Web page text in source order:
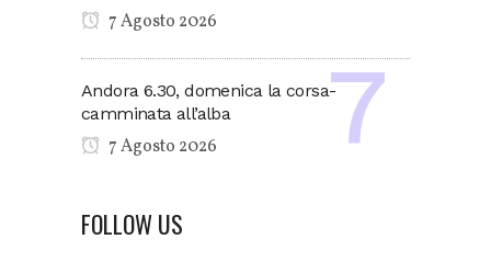
7 Agosto 2026
Andora 6.30, domenica la corsa-
camminata all’alba
7 Agosto 2026
FOLLOW US